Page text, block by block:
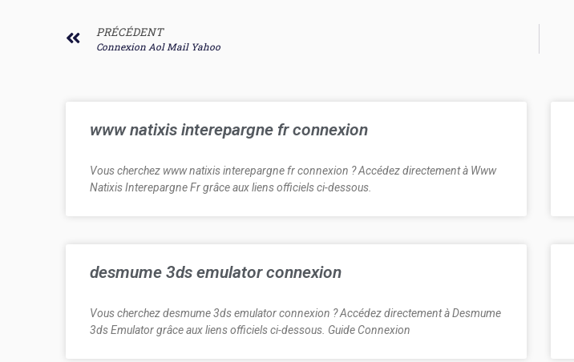
PRÉCÉDENT
Connexion Aol Mail Yahoo
www natixis interepargne fr connexion
Vous cherchez www natixis interepargne fr connexion ? Accédez directement à Www
Natixis Interepargne Fr grâce aux liens officiels ci-dessous.
desmume 3ds emulator connexion
Vous cherchez desmume 3ds emulator connexion ? Accédez directement à Desmume
3ds Emulator grâce aux liens officiels ci-dessous. Guide Connexion